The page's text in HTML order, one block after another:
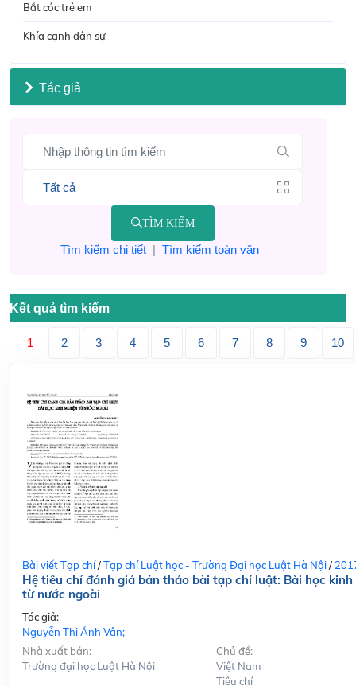
Bắt cóc trẻ em
Khía cạnh dân sự
Tác giả
TÌM KIẾM
Tìm kiếm chi tiết| Tìm kiếm toàn văn
Kết quả tìm kiếm
1 2 3 4 5 6 7 8 9 10
Bài viết Tạp chí/Tạp chí Luật học - Trường Đại học Luật Hà Nội/
Hệ tiêu chí đánh giá bản thảo bài tạp chí luật: Bài học kinh
từ nước ngoài
Tác giả:
Nguyễn Thị Ánh Vân;
Nhà xuất bản:
Trường đại học Luật Hà Nội
Chủ đề:
Việt Nam
Tiêu chí